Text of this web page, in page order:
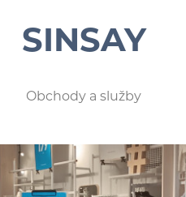
SINSAY
Obchody a služby